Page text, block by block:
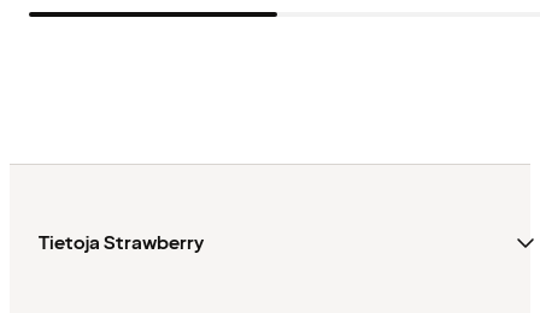
Tietoja Strawberry